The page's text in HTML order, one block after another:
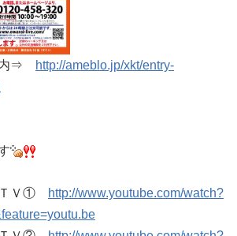
内⇒
http://ameblo.jp/xkt/entry-
ＴＶ①
http://www.youtube.com/watch?